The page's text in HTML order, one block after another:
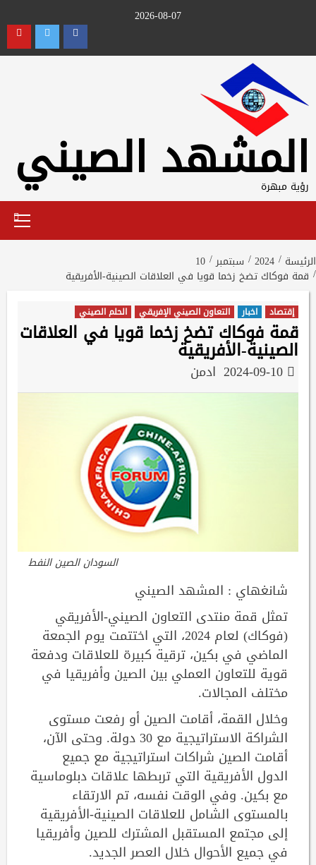
2026-08-07
Facebook
Twitter
المشهد الصيني
رؤية مبهرة
Primary
الرئيسة 2024 سبتمبر 10
قمة فوكاك تضخ زخما قويا في العلاقات الصينية-الأفريقية
إقتصاد اخبار التعاون الصيني الإفريقي الحلم الصيني
قمة فوكاك تضخ زخما قويا في العلاقات
الصينية-الأفريقية
ادمن
السودان الصين النفط
شانغهاي : المشهد الصيني
تمثل قمة منتدى التعاون الصيني-الأفريقي
(فوكاك) لعام 2024، التي اختتمت يوم الجمعة
الماضي في بكين، ترقية كبيرة للعلاقات ودفعة
قوية للتعاون العملي بين الصين وأفريقيا في
مختلف المجالات.
وخلال القمة، أقامت الصين أو رفعت مستوى
الشراكة الاستراتيجية مع 30 دولة. وحتى الآن،
أقامت الصين شراكات استراتيجية مع جميع
الدول الأفريقية التي تربطها علاقات دبلوماسية
مع بكين. وفي الوقت نفسه، تم الارتقاء
بالمستوى الشامل للعلاقات الصينية-الأفريقية
إلى مجتمع المستقبل المشترك للصين وأفريقيا
في جميع الأحوال خلال العصر الجديد.